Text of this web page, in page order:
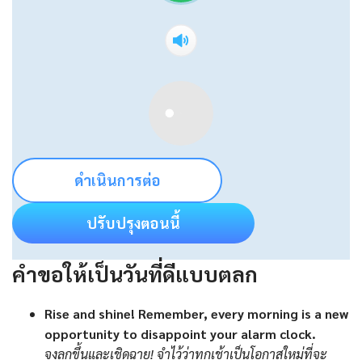
ดำเนินการต่อ
ปรับปรุงตอนนี้
คำขอให้เป็นวันที่ดีแบบตลก
Rise and shine! Remember, every morning is a new
opportunity to disappoint your alarm clock.
จงลุกขึ้นและเชิดฉาย! จำไว้ว่าทุกเช้าเป็นโอกาสใหม่ที่จะ